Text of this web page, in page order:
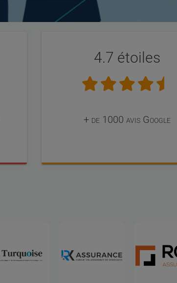
4.7 étoiles
+ de 1000 avis Google